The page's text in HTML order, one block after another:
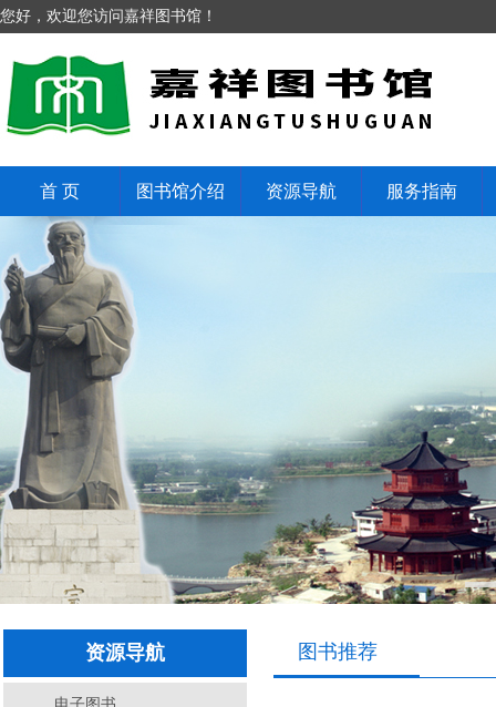
您好，欢迎您访问嘉祥图书馆！
首 页 图书馆介绍 资源导航 服务指南
资源导航 图书推荐